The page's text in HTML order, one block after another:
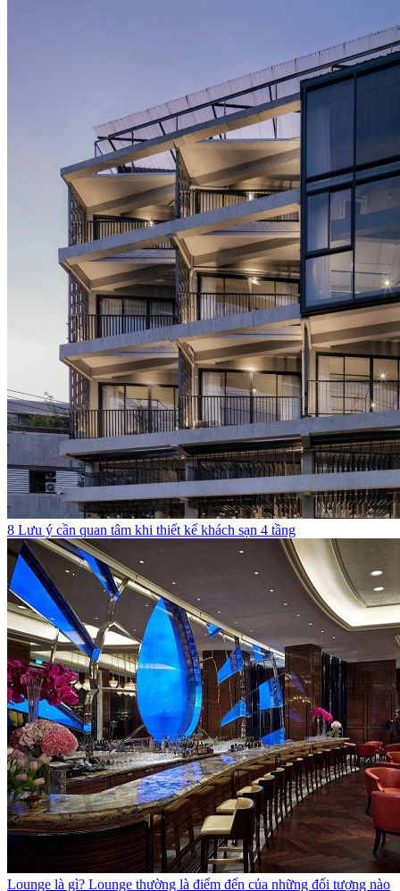
8 Lưu ý cần quan tâm khi thiết kế khách sạn 4 tầng
Lounge là gì? Lounge thường là điểm đến của những đối tượng nào